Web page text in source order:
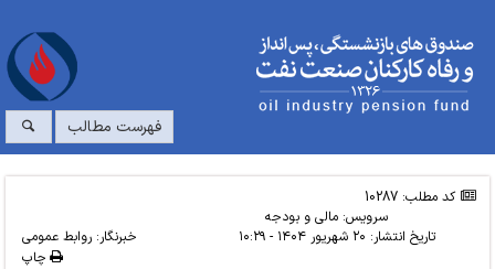
فهرست مطالب
کد مطلب: 10287
سرویس:مالی و بودجه
تاریخ انتشار: ۲۰ شهریور ۱۴۰۴ - ۱۰:۲۹
خبرنگار: روابط عمومی
چاپ